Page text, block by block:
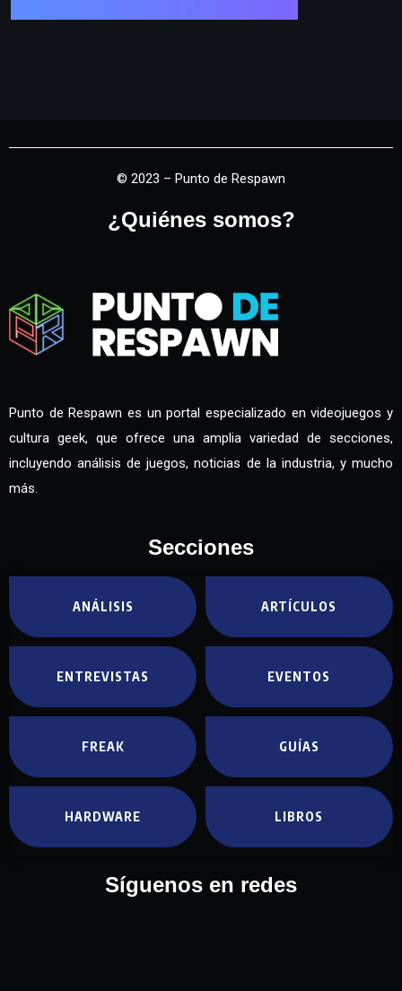
© 2023 – Punto de Respawn
¿Quiénes somos?
Punto de Respawn es un portal especializado en videojuegos y
cultura geek, que ofrece una amplia variedad de secciones,
incluyendo análisis de juegos, noticias de la industria, y mucho
más.
Secciones
ANÁLISIS ARTÍCULOS
ENTREVISTAS EVENTOS
FREAK GUÍAS
HARDWARE LIBROS
Síguenos en redes